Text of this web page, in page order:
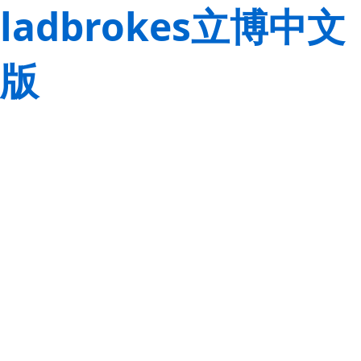
ladbrokes立博中文
版